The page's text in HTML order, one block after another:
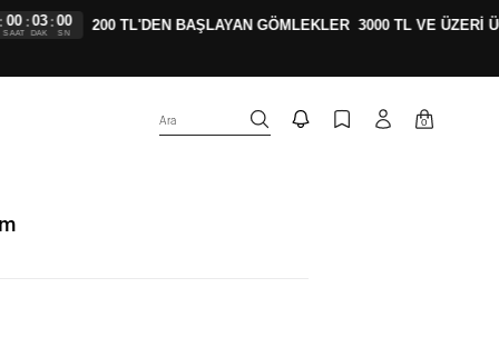
: 02
DAK
:59
SN 200 TL'DEN BAŞLAYAN GÖMLEKLER 3000 TL VE ÜZERİ
Ara 0